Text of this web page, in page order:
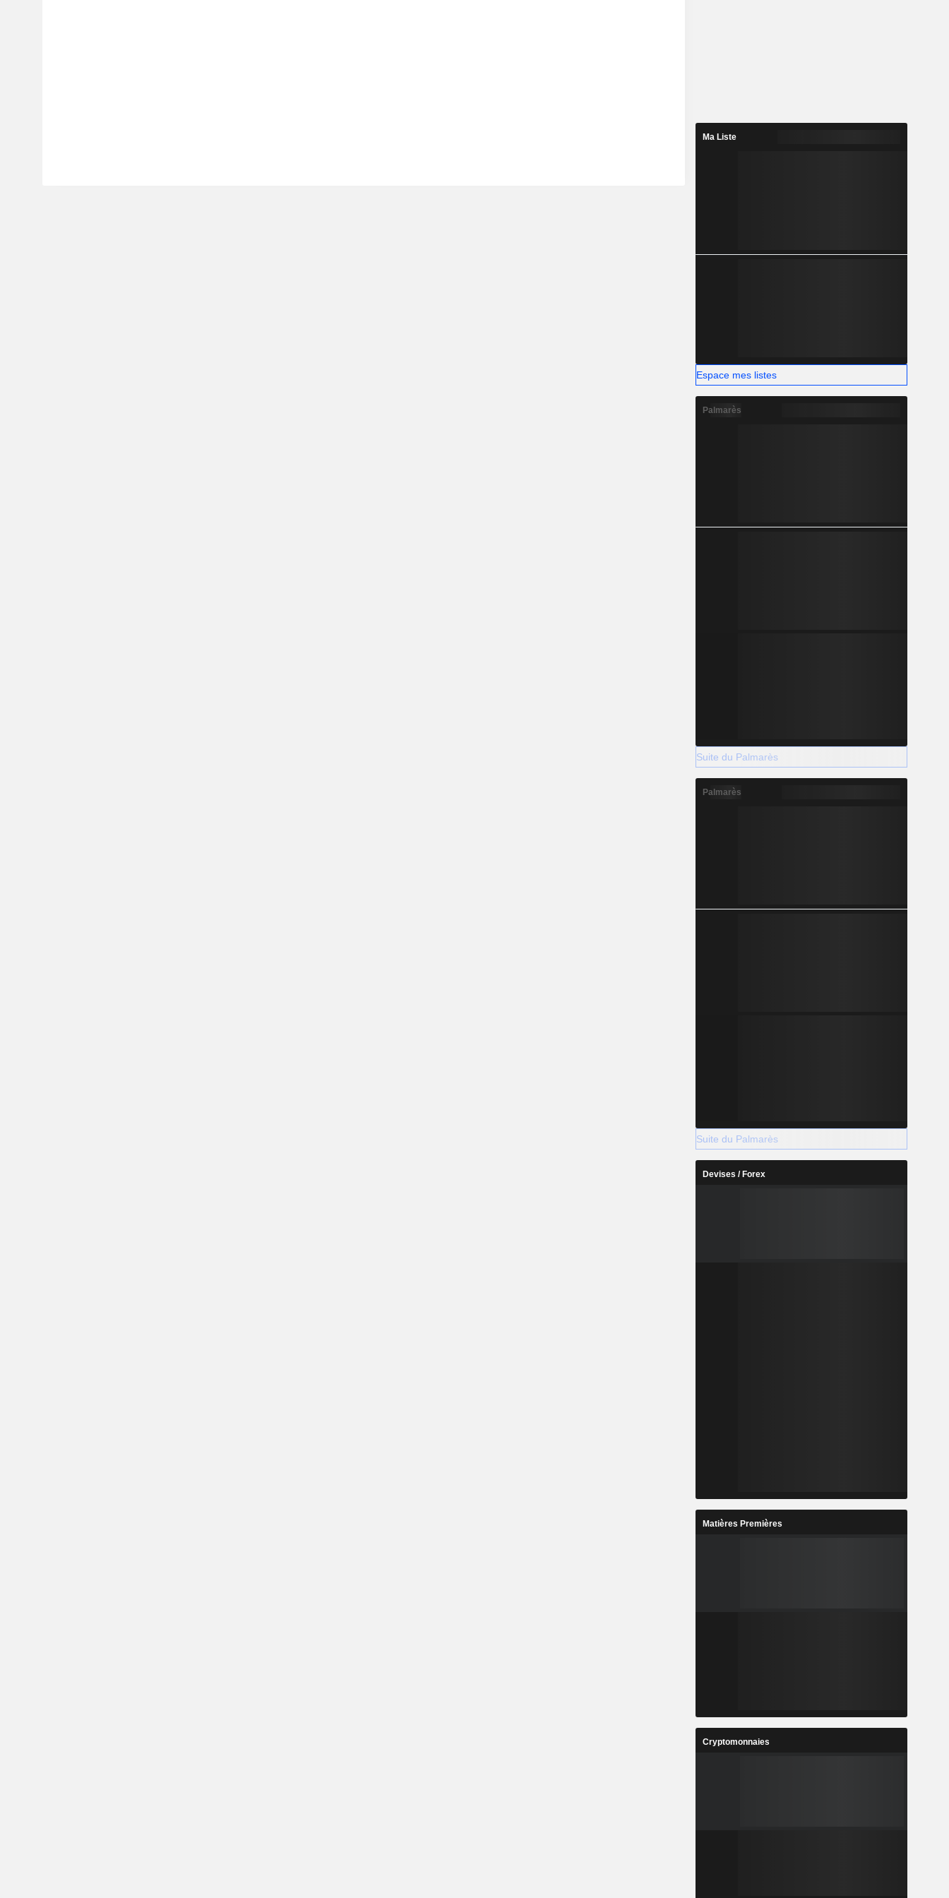
Ma Liste
Espace mes listes
Palmarès
Suite du Palmarès
Palmarès
Suite du Palmarès
Devises / Forex
Matières Premières
Cryptomonnaies